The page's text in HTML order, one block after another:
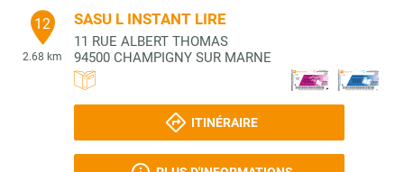
12
2.68 km
SASU L INSTANT LIRE
11 RUE ALBERT THOMAS
94500 CHAMPIGNY SUR MARNE
ITINÉRAIRE